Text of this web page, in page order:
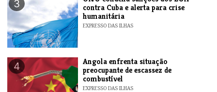
3
contra Cuba e alerta para crise
humanitária
EXPRESSO DAS ILHAS
4
Angola enfrenta situação
preocupante de escassez de
combustível
EXPRESSO DAS ILHAS